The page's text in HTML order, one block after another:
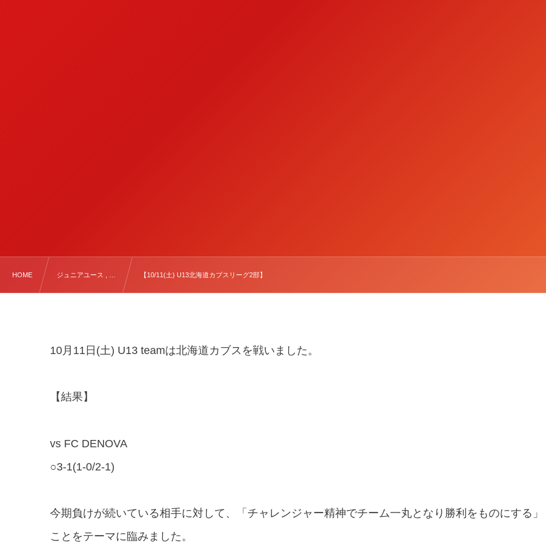
HOME ジュニアユース , … 【10/11(土) U13北海道カブスリーグ2部】
10月11日(土) U13 teamは北海道カブスを戦いました。
【結果】
vs FC DENOVA
○3-1(1-0/2-1)
今期負けが続いている相手に対して、「チャレンジャー精神でチーム一丸となり勝利をものにする」
ことをテーマに臨みました。